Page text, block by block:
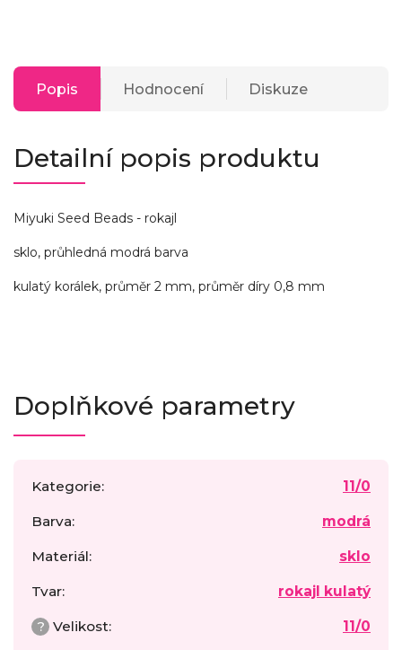
Popis Hodnocení Diskuze
Detailní popis produktu
Miyuki Seed Beads - rokajl
sklo, průhledná modrá barva
kulatý korálek, průměr 2 mm, průměr díry 0,8 mm
Doplňkové parametry
Kategorie: 11/0
Barva: modrá
Materiál: sklo
Tvar: rokajl kulatý
? Velikost: 11/0